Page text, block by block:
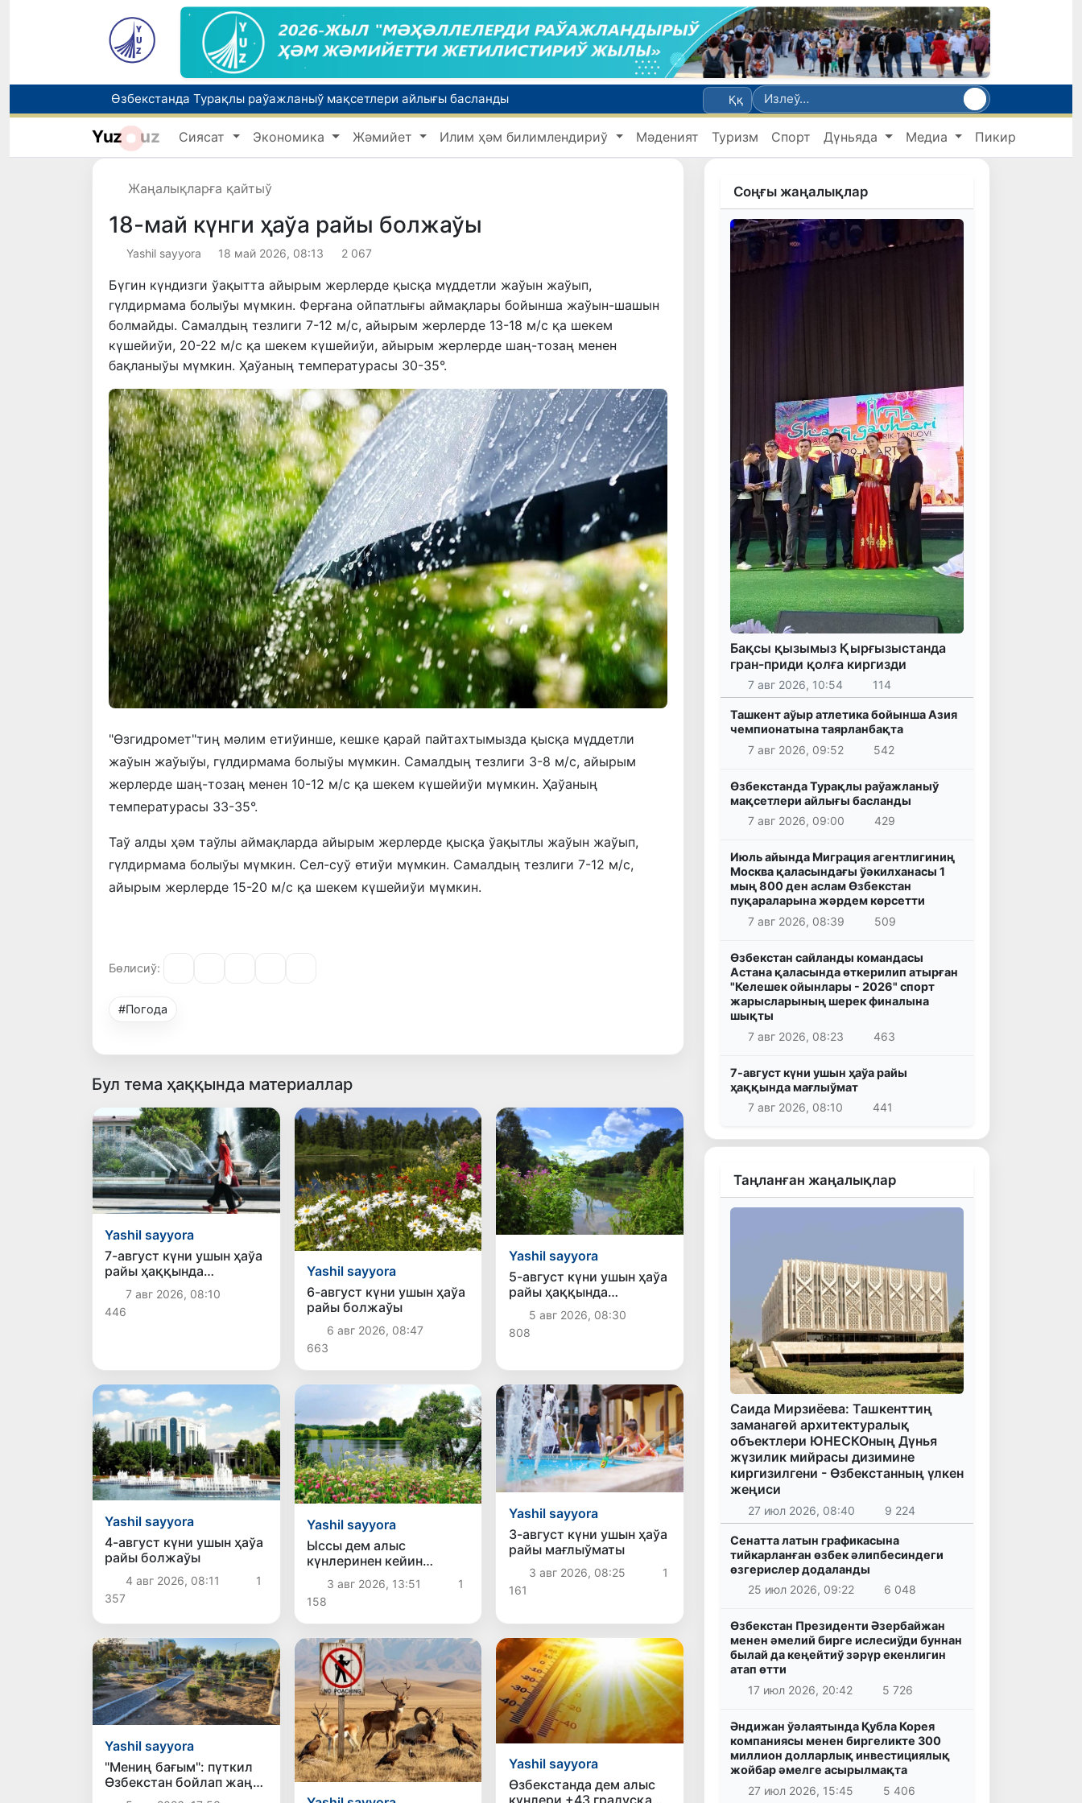
Өзбекстанда Турақлы раўажланыў мақсетлери айлығы басланды
Июль айында Миграция агентлигиниң Москва қаласындағы ўәкилханасы 1 мың 800 ден аслам Өзбекстан пуқараларына жәрдем көрсетти
Өзбекстан сайланды командасы Астана қаласында өткерилип атырған "Келешек ойынлары - 2026" спорт жарысларының шерек финалына шықты
Ққ
Yuz uz Сиясат Экономика Жәмийет Илим ҳәм билимлендириў Мәденият Туризм Спорт Дүньяда Медиа Пикир
Жаңалықларға қайтыў
18-май күнги ҳаўа райы болжаўы
Yashil sayyora 18 май 2026, 08:13 2 067
Бүгин күндизги ўақытта айырым жерлерде қысқа мүддетли жаўын жаўып,
гүлдирмама болыўы мүмкин. Ферғана ойпатлығы аймақлары бойынша жаўын-шашын
болмайды. Самалдың тезлиги 7-12 м/с, айырым жерлерде 13-18 м/с қа шекем
күшейиўи, 20-22 м/с қа шекем күшейиўи, айырым жерлерде шаң-тозаң менен
бақланыўы мүмкин. Ҳаўаның температурасы 30-35°.
"Өзгидромет"тиң мәлим етиўинше, кешке қарай пайтахтымызда қысқа мүддетли
жаўын жаўыўы, гүлдирмама болыўы мүмкин. Самалдың тезлиги 3-8 м/с, айырым
жерлерде шаң-тозаң менен 10-12 м/с қа шекем күшейиўи мүмкин. Ҳаўаның
температурасы 33-35°.
Таў алды ҳәм таўлы аймақларда айырым жерлерде қысқа ўақытлы жаўын жаўып,
гүлдирмама болыўы мүмкин. Сел-суў өтиўи мүмкин. Самалдың тезлиги 7-12 м/с,
айырым жерлерде 15-20 м/с қа шекем күшейиўи мүмкин.
Бөлисиў:
#Погода
Бул тема ҳаққында материаллар
Yashil sayyora
7-август күни ушын ҳаўа
райы ҳаққында
мағлыўмат
7 авг 2026, 08:10
446
Yashil sayyora
6-август күни ушын ҳаўа
райы болжаўы
6 авг 2026, 08:47
663
Yashil sayyora
5-август күни ушын ҳаўа
райы ҳаққында
мағлыўмат
5 авг 2026, 08:30
808
Yashil sayyora
4-август күни ушын ҳаўа
райы болжаўы
4 авг 2026, 08:11
1
357
Yashil sayyora
Ыссы дем алыс
күнлеринен кейин
Өзбекстанда
температураның бираз
төменлеўи күтилмекте
3 авг 2026, 13:51
1
158
Yashil sayyora
3-август күни ушын ҳаўа
райы мағлыўматы
3 авг 2026, 08:25
1
161
Yashil sayyora
"Мениң бағым": пүткил
Өзбекстан бойлап жаңа
жасыл жәмийетлик
Yashil sayyora
Өзбекстанда дем алыс
Соңғы жаңалықлар
Бақсы қызымыз Қырғызыстанда
гран-приди қолға киргизди
7 авг 2026, 10:54 114
Ташкент аўыр атлетика бойынша Азия
чемпионатына таярланбақта
7 авг 2026, 09:52
542
Өзбекстанда Турақлы раўажланыў
мақсетлери айлығы басланды
7 авг 2026, 09:00
429
Июль айында Миграция агентлигиниң
Москва қаласындағы ўәкилханасы 1
мың 800 ден аслам Өзбекстан
пуқараларына жәрдем көрсетти
7 авг 2026, 08:39
509
Өзбекстан сайланды командасы
Астана қаласында өткерилип атырған
"Келешек ойынлары - 2026" спорт
жарысларының шерек финалына
шықты
7 авг 2026, 08:23
463
7-август күни ушын ҳаўа райы
ҳаққында мағлыўмат
7 авг 2026, 08:10
441
Таңланған жаңалықлар
Саида Мирзиёева: Ташкенттиң
заманагөй архитектуралық
объектлери ЮНЕСКОның Дүнья
жүзилик мийрасы дизимине
киргизилгени - Өзбекстанның үлкен
жеңиси
27 июл 2026, 08:40 9 224
Сенатта латын графикасына
тийкарланған өзбек әлипбесиндеги
өзгерислер додаланды
25 июл 2026, 09:22
6 048
Өзбекстан Президенти Әзербайжан
менен әмелий бирге ислесиўди буннан
былай да кеңейтиў зәрүр екенлигин
атап өтти
17 июл 2026, 20:42
5 726
Әндижан ўәлаятында Қубла Корея
компаниясы менен биргеликте 300
миллион долларлық инвестициялық
жойбар әмелге асырылмақта
27 июл 2026, 15:45
5 406